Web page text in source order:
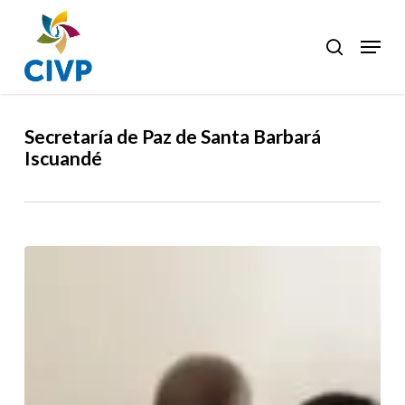
main
content
search
Menu
Secretaría de Paz de Santa Barbará
Iscuandé
Close